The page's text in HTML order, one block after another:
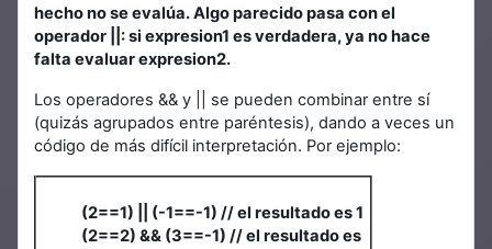
hecho no se evalúa. Algo parecido pasa con el
operador ||: si expresion1 es verdadera, ya no hace
falta evaluar expresion2.
Los operadores && y || se pueden combinar entre sí
(quizás agrupados entre paréntesis), dando a veces un
código de más difícil interpretación. Por ejemplo:
(2==1) || (-1==-1) // el resultado es 1
(2==2) && (3==-1) // el resultado es